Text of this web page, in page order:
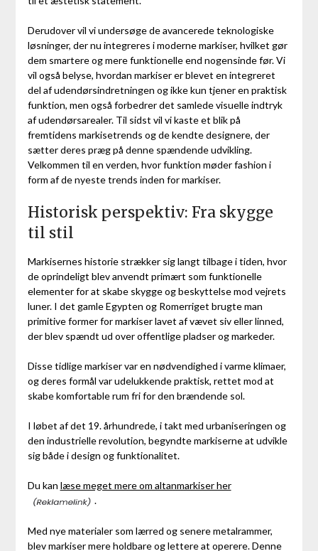
Derudover vil vi undersøge de avancerede teknologiske
løsninger, der nu integreres i moderne markiser, hvilket gør
dem smartere og mere funktionelle end nogensinde før. Vi
vil også belyse, hvordan markiser er blevet en integreret
del af udendørsindretningen og ikke kun tjener en praktisk
funktion, men også forbedrer det samlede visuelle indtryk
af udendørsarealer. Til sidst vil vi kaste et blik på
fremtidens markisetrends og de kendte designere, der
sætter deres præg på denne spændende udvikling.
Velkommen til en verden, hvor funktion møder fashion i
form af de nyeste trends inden for markiser.
Historisk perspektiv: Fra skygge
til stil
Markisernes historie strækker sig langt tilbage i tiden, hvor
de oprindeligt blev anvendt primært som funktionelle
elementer for at skabe skygge og beskyttelse mod vejrets
luner. I det gamle Egypten og Romerriget brugte man
primitive former for markiser lavet af vævet siv eller linned,
der blev spændt ud over offentlige pladser og markeder.
Disse tidlige markiser var en nødvendighed i varme klimaer,
og deres formål var udelukkende praktisk, rettet mod at
skabe komfortable rum fri for den brændende sol.
I løbet af det 19. århundrede, i takt med urbaniseringen og
den industrielle revolution, begyndte markiserne at udvikle
sig både i design og funktionalitet.
Du kan læse meget mere om altanmarkiser her
.
Med nye materialer som lærred og senere metalrammer,
blev markiser mere holdbare og lettere at operere. Denne